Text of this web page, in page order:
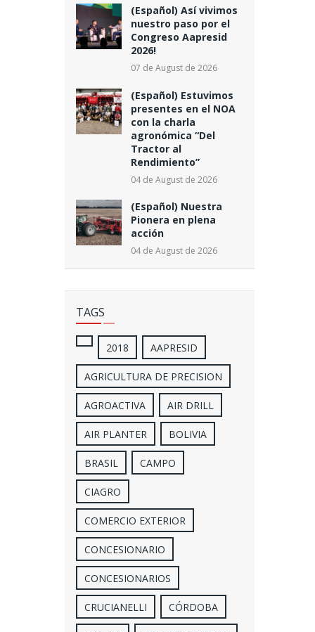
(Español) Así vivimos
nuestro paso por el
Congreso Aapresid
2026!
07 de August de 2026
(Español) Estuvimos
presentes en el NOA
con la charla
agronómica “Del
Tractor al
Rendimiento”
04 de August de 2026
(Español) Nuestra
Pionera en plena
acción
04 de August de 2026
TAGS
2018 AAPRESID
AGRICULTURA DE PRECISION
AGROACTIVA AIR DRILL
AIR PLANTER BOLIVIA
BRASIL CAMPO
CIAGRO
COMERCIO EXTERIOR
CONCESIONARIO
CONCESIONARIOS
CRUCIANELLI CÓRDOBA